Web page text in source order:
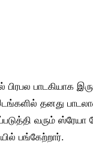
பிரபல பாடகியாக
தனது
வரும்
பங்கேற்றார்.